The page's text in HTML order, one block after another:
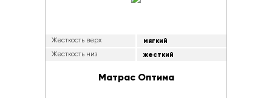
Жесткость верх мягкий
Жесткость низ жесткий
Матрас Оптима